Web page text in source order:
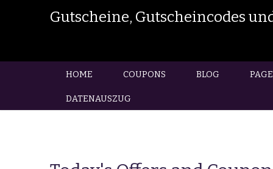
Gutscheine, Gutscheincodes
HOME COUPONS BLOG
DATENAUSZUG